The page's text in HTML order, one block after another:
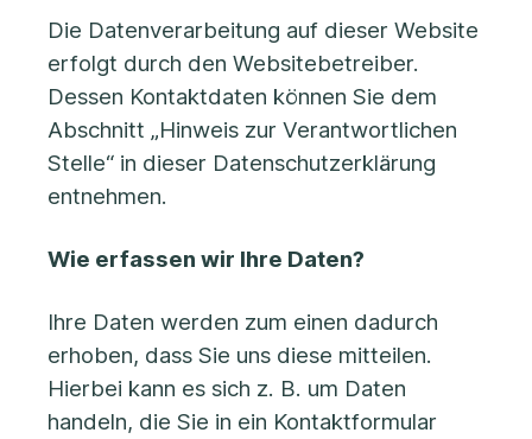
Die Datenverarbeitung auf dieser Website
erfolgt durch den Websitebetreiber.
Dessen Kontaktdaten können Sie dem
Abschnitt „Hinweis zur Verantwortlichen
Stelle“ in dieser Datenschutzerklärung
entnehmen.
Wie erfassen wir Ihre Daten?
Ihre Daten werden zum einen dadurch
erhoben, dass Sie uns diese mitteilen.
Hierbei kann es sich z. B. um Daten
handeln, die Sie in ein Kontaktformular